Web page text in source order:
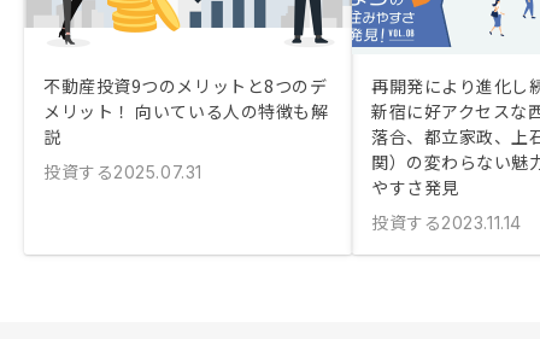
不動産投資9つのメリットと8つのデ
メリット！ 向いている人の特徴も解
説
投資する2025.07.31
再開発により進化し
新宿に好アクセスな
落合、都立家政、上
関）の変わらない魅
やすさ発見
投資する2023.11.14